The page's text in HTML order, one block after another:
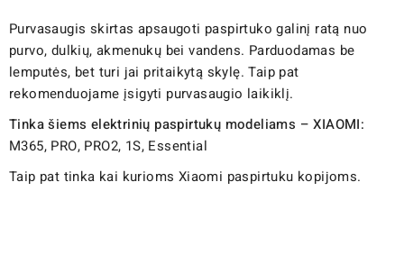
Purvasaugis skirtas apsaugoti paspirtuko galinį ratą nuo
purvo, dulkių, akmenukų bei vandens. Parduodamas be
lemputės, bet turi jai pritaikytą skylę. Taip pat
rekomenduojame įsigyti purvasaugio laikiklį.
Tinka šiems elektrinių paspirtukų modeliams – XIAOMI:
M365, PRO, PRO2, 1S, Essential
Taip pat tinka kai kurioms Xiaomi paspirtuku kopijoms.